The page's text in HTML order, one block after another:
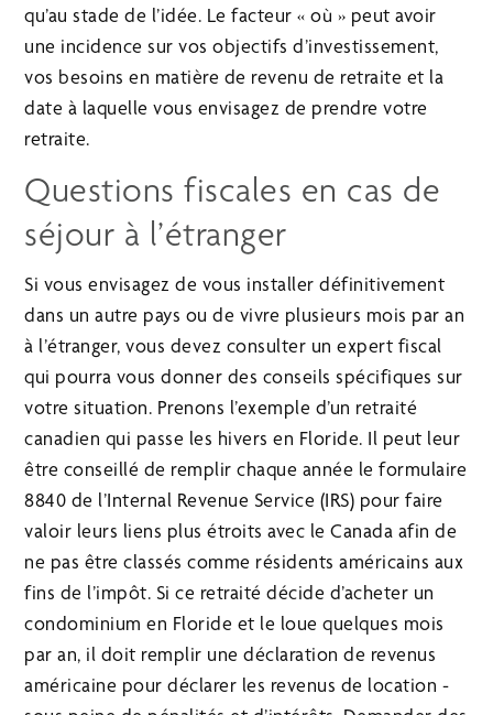
qu’au stade de l’idée. Le facteur « où » peut avoir
une incidence sur vos objectifs d’investissement,
vos besoins en matière de revenu de retraite et la
date à laquelle vous envisagez de prendre votre
retraite.
Questions fiscales en cas de
séjour à l’étranger
Si vous envisagez de vous installer définitivement
dans un autre pays ou de vivre plusieurs mois par an
à l’étranger, vous devez consulter un expert fiscal
qui pourra vous donner des conseils spécifiques sur
votre situation. Prenons l’exemple d’un retraité
canadien qui passe les hivers en Floride. Il peut leur
être conseillé de remplir chaque année le formulaire
8840 de l’Internal Revenue Service (IRS) pour faire
valoir leurs liens plus étroits avec le Canada afin de
ne pas être classés comme résidents américains aux
fins de l’impôt. Si ce retraité décide d’acheter un
condominium en Floride et le loue quelques mois
par an, il doit remplir une déclaration de revenus
américaine pour déclarer les revenus de location -